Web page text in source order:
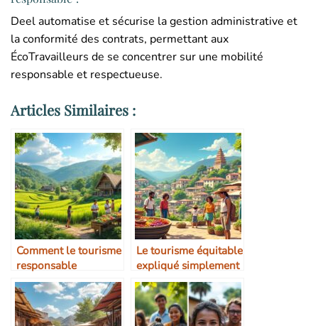
Deel automatise et sécurise la gestion administrative et
la conformité des contrats, permettant aux
ÉcoTravailleurs de se concentrer sur une mobilité
responsable et respectueuse.
Articles Similaires :
Comment le tourisme
responsable
dynamise les zones
rurales
Le tourisme équitable
expliqué simplement